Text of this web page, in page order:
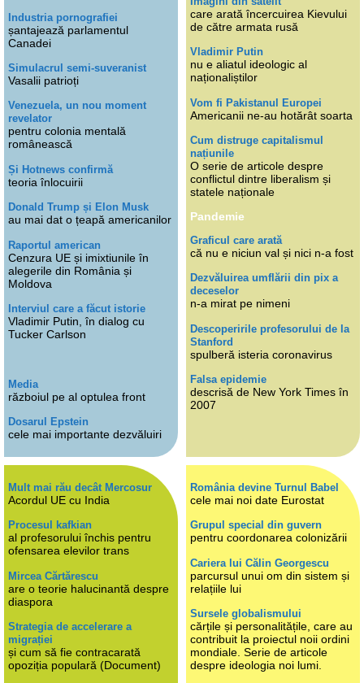
Industria pornografiei
șantajează parlamentul
Canadei
Simulacrul semi-suveranist
Vasalii patrioți
Venezuela, un nou moment
revelator
pentru colonia mentală
românească
Și Hotnews confirmă
teoria înlocuirii
Donald Trump și Elon Musk
au mai dat o țeapă americanilor
Raportul american
Cenzura UE și imixtiunile în
alegerile din România și
Moldova
Interviul care a făcut istorie
Vladimir Putin, în dialog cu
Tucker Carlson
Media
războiul pe al optulea front
Dosarul Epstein
cele mai importante dezvăluiri
care arată încercuirea Kievului
de către armata rusă
Vladimir Putin
nu e aliatul ideologic al
naționaliștilor
Vom fi Pakistanul Europei
Americanii ne-au hotărât soarta
Cum distruge capitalismul
națiunile
O serie de articole despre
conflictul dintre liberalism și
statele naționale
Pandemie
Graficul care arată
că nu e niciun val și nici n-a fost
Dezvăluirea umflării din pix a
deceselor
n-a mirat pe nimeni
Descoperirile profesorului de la
Stanford
spulberă isteria coronavirus
Falsa epidemie
descrisă de New York Times în
2007
Mult mai rău decât Mercosur
Acordul UE cu India
Procesul kafkian
al profesorului închis pentru
ofensarea elevilor trans
Mircea Cărtărescu
are o teorie halucinantă despre
diaspora
Strategia de accelerare a
migrației
și cum să fie contracarată
opoziția populară (Document)
România devine Turnul Babel
cele mai noi date Eurostat
Grupul special din guvern
pentru coordonarea colonizării
Cariera lui Călin Georgescu
parcursul unui om din sistem și
relațiile lui
Sursele globalismului
cărțile și personalitățile, care au
contribuit la proiectul noii ordini
mondiale. Serie de articole
despre ideologia noi lumi.